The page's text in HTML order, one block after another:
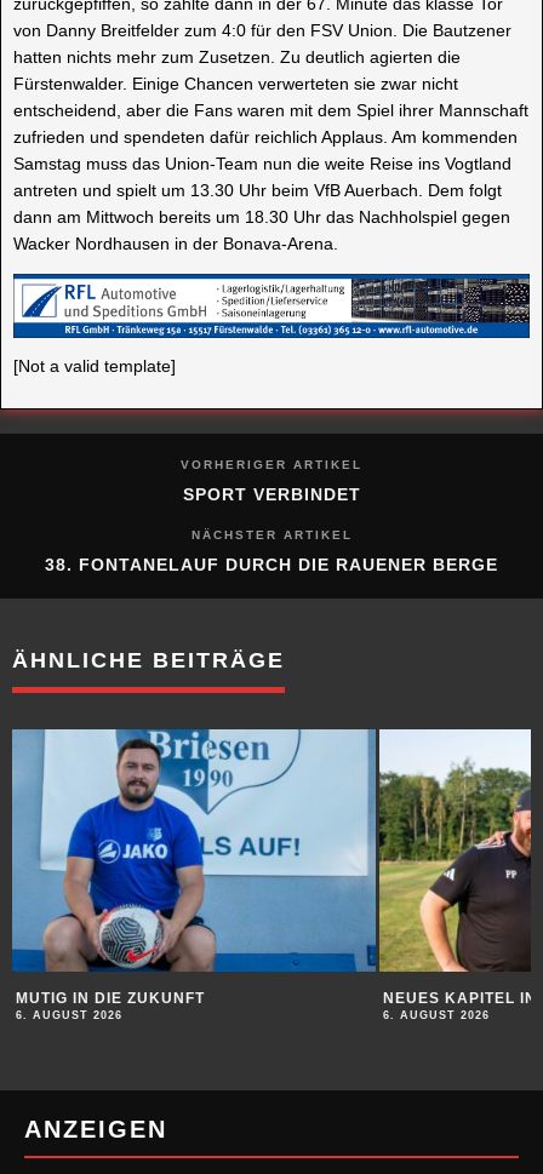
zurückgepfiffen, so zählte dann in der 67. Minute das klasse Tor
von Danny Breitfelder zum 4:0 für den FSV Union. Die Bautzener
hatten nichts mehr zum Zusetzen. Zu deutlich agierten die
Fürstenwalder. Einige Chancen verwerteten sie zwar nicht
entscheidend, aber die Fans waren mit dem Spiel ihrer Mannschaft
zufrieden und spendeten dafür reichlich Applaus. Am kommenden
Samstag muss das Union-Team nun die weite Reise ins Vogtland
antreten und spielt um 13.30 Uhr beim VfB Auerbach. Dem folgt
dann am Mittwoch bereits um 18.30 Uhr das Nachholspiel gegen
Wacker Nordhausen in der Bonava-Arena.
[Not a valid template]
VORHERIGER ARTIKEL
SPORT VERBINDET
NÄCHSTER ARTIKEL
38. FONTANELAUF DURCH DIE RAUENER BERGE
ÄHNLICHE BEITRÄGE
MUTIG IN DIE ZUKUNFT
6. AUGUST 2026
NEUES KAPITEL IN
6. AUGUST 2026
ANZEIGEN